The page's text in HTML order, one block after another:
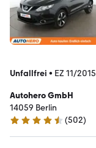
Unfallfrei • EZ 11/2015
Autohero GmbH
14059 Berlin
4.5 Sterne
(502)